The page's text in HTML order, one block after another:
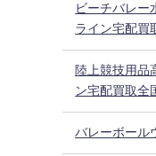
ビーチバレー
ライン宅配買
陸上競技用品
ン宅配買取全
バレーボール